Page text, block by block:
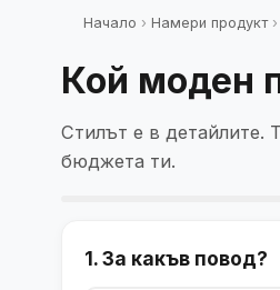
Начало › Намери продукт›
Кой моден
Стилът е в детайлите.
бюджета ти.
1. За какъв повод?